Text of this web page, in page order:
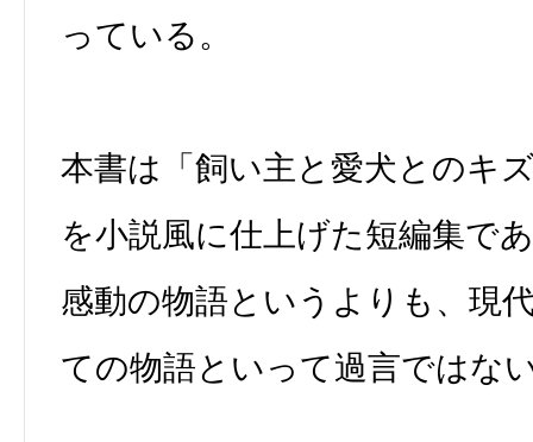
っている。
本書は「飼い主と愛犬とのキ
を小説風に仕上げた短編集で
感動の物語というよりも、現
ての物語といって過言ではな